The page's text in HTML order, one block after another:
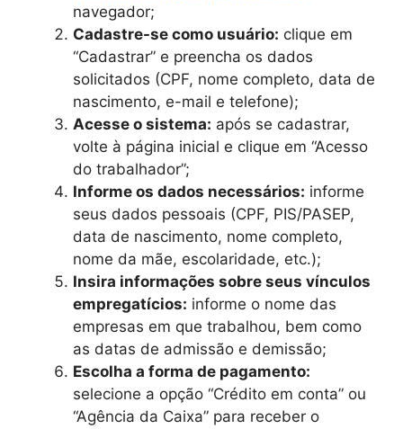
navegador;
Cadastre-se como usuário: clique em
“Cadastrar” e preencha os dados
solicitados (CPF, nome completo, data de
nascimento, e-mail e telefone);
Acesse o sistema: após se cadastrar,
volte à página inicial e clique em “Acesso
do trabalhador”;
Informe os dados necessários: informe
seus dados pessoais (CPF, PIS/PASEP,
data de nascimento, nome completo,
nome da mãe, escolaridade, etc.);
Insira informações sobre seus vínculos
empregatícios: informe o nome das
empresas em que trabalhou, bem como
as datas de admissão e demissão;
Escolha a forma de pagamento:
selecione a opção “Crédito em conta” ou
“Agência da Caixa” para receber o